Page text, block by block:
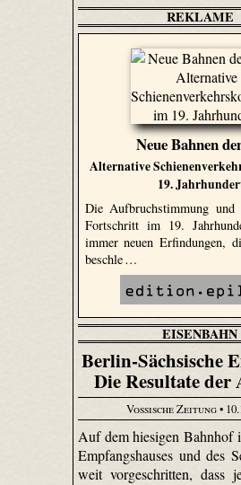
REKLAME
Neue Bahnen
Alternative
19.
Die Aufbruchstimmung und
Fortschritt im 19.
immer neuen Erfindungen,
beschle …
EISENBAHN
Berlin-Sächsische
Die Resultate der
Vossische Zeitung•
Auf dem hiesigen Bahnhof
Empfangshauses und des
weit vorgeschritten, dass